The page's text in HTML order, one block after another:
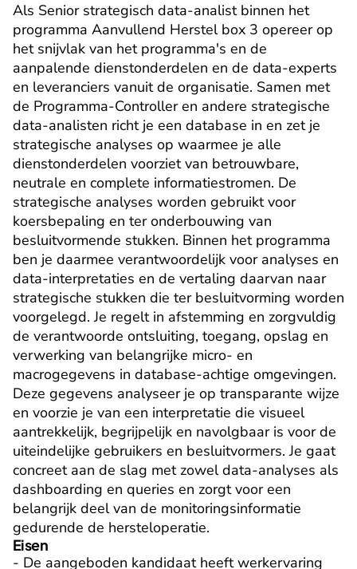
Als Senior strategisch data-analist binnen het
programma Aanvullend Herstel box 3 opereer op
het snijvlak van het programma's en de
aanpalende dienstonderdelen en de data-experts
en leveranciers vanuit de organisatie. Samen met
de Programma-Controller en andere strategische
data-analisten richt je een database in en zet je
strategische analyses op waarmee je alle
dienstonderdelen voorziet van betrouwbare,
neutrale en complete informatiestromen. De
strategische analyses worden gebruikt voor
koersbepaling en ter onderbouwing van
besluitvormende stukken. Binnen het programma
ben je daarmee verantwoordelijk voor analyses en
data-interpretaties en de vertaling daarvan naar
strategische stukken die ter besluitvorming worden
voorgelegd. Je regelt in afstemming en zorgvuldig
de verantwoorde ontsluiting, toegang, opslag en
verwerking van belangrijke micro- en
macrogegevens in database-achtige omgevingen.
Deze gegevens analyseer je op transparante wijze
en voorzie je van een interpretatie die visueel
aantrekkelijk, begrijpelijk en navolgbaar is voor de
uiteindelijke gebruikers en besluitvormers. Je gaat
concreet aan de slag met zowel data-analyses als
dashboarding en queries en zorgt voor een
belangrijk deel van de monitoringsinformatie
gedurende de hersteloperatie.
Eisen
- De aangeboden kandidaat heeft werkervaring